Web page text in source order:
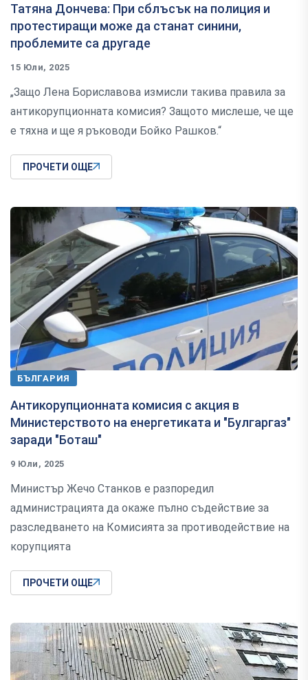
Татяна Дончева: При сблъсък на полиция и
протестиращи може да станат синини,
проблемите са другаде
15 Юли, 2025
„Защо Лена Бориславова измисли такива правила за
антикорупционната комисия? Защото мислеше, че ще
е тяхна и ще я ръководи Бойко Рашков.“
ПРОЧЕТИ ОЩЕ
БЪЛГАРИЯ
Антикорупционната комисия с акция в
Министерството на енергетиката и "Булгаргаз"
заради "Боташ"
9 Юли, 2025
Министър Жечо Станков е разпоредил
администрацията да окаже пълно съдействие за
разследването на Комисията за противодействие на
корупцията
ПРОЧЕТИ ОЩЕ